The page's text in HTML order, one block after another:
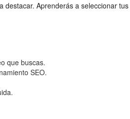
Aprenderás a seleccionar
que buscas.
SEO.